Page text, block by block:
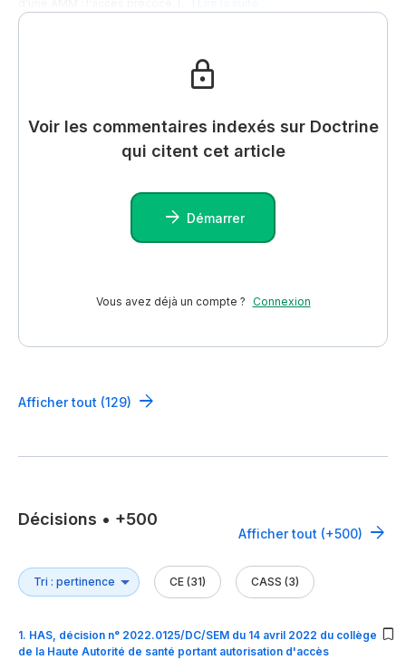
Voir les commentaires indexés sur Doctrine
qui citent cet article
Démarrer
Vous avez déjà un compte ? Connexion
Afficher tout (129)
Décisions • +500
Afficher tout (+500)
CE (31) CASS (3)
1. HAS, décision n° 2022.0125/DC/SEM du 14 avril 2022 du collège
de la Haute Autorité de santé portant autorisation d'accès